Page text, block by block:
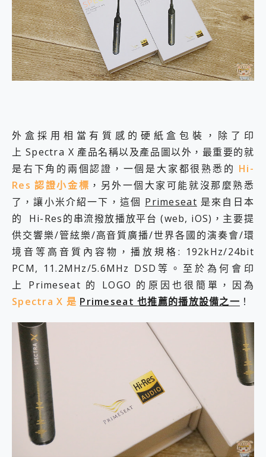
外盒採用相當有質感的硬紙盒包裝，除了印
上 Spectra X 產品名稱以及產品圖以外，最重要的就
是右下角的兩個認證，一個是大家都很熟悉的 Hi-
Res 認證小金標 ，另外一個大家可能就沒那麼熟悉
了，讓小米介紹一下，這個 Primeseat 是來自日本
的 Hi-Res的串流撥放播放平台 (web, iOS)，主要提
供交響樂/管絃樂/高音質廣播/世界各國的演奏會/環
境音等高音質內容物，播放規格: 192kHz/24bit
PCM, 11.2MHz/5.6MHz DSD等。至於為何會印
上 Primeseat 的 LOGO 的原因也很簡單，因為
Spectra X 是 Primeseat 也推薦的播放設備之一 ！